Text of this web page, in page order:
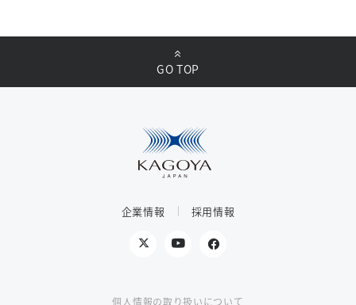
企業情報 採用情報
個人情報の取り扱いについて
GO TOP